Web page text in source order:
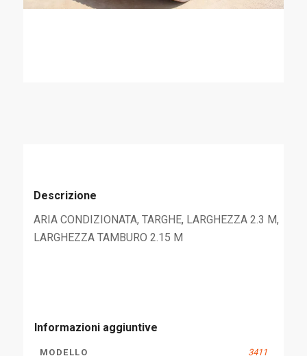
Descrizione
ARIA CONDIZIONATA, TARGHE, LARGHEZZA 2.3 M,
LARGHEZZA TAMBURO 2.15 M
Informazioni aggiuntive
MODELLO 3411